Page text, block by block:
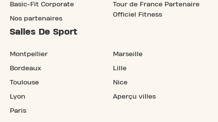
Basic-Fit Corporate
Nos partenaires
Tour de France Partenaire
Officiel Fitness
Salles De Sport
Montpellier
Bordeaux
Toulouse
Lyon
Paris
Marseille
Lille
Nice
Aperçu villes